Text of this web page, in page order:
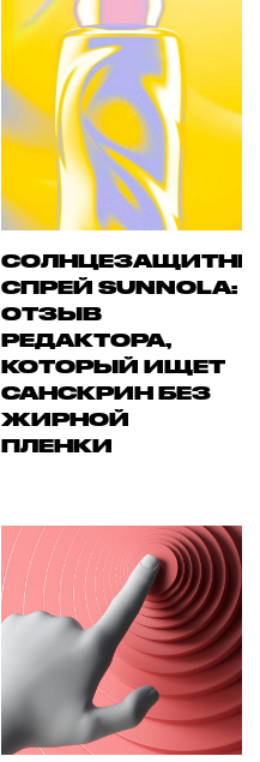
СПРЕЙ SUNNOLA:
ОТЗЫВ
РЕДАКТОРА,
КОТОРЫЙ ИЩЕТ
САНСКРИН БЕЗ
ЖИРНОЙ
ПЛЕНКИ